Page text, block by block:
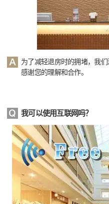
为了减轻退房时的拥堵，我们
感谢您的理解和合作。
我可以使用互联网吗？